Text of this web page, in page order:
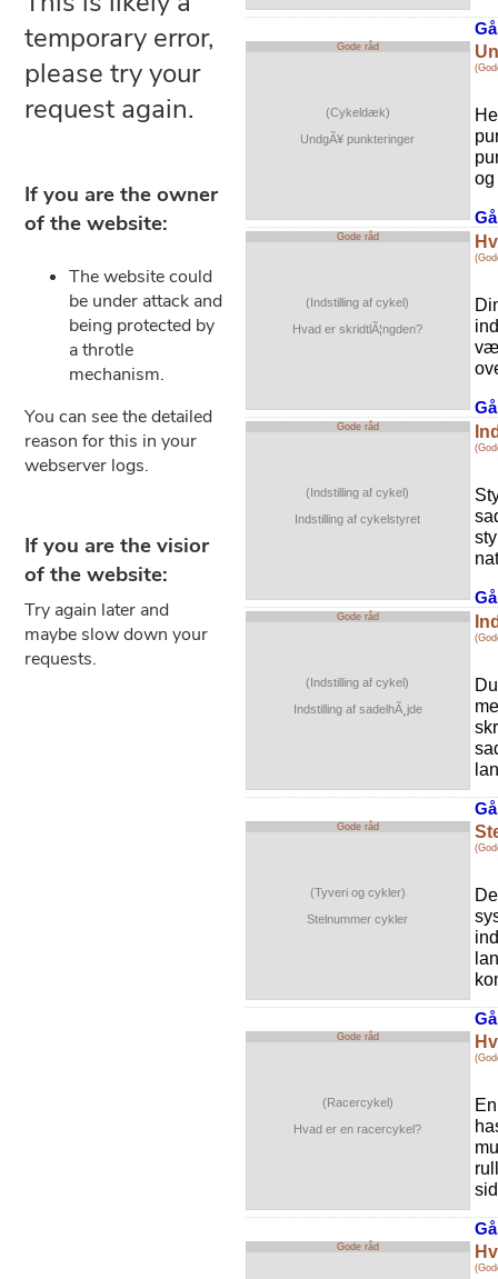
Gode råd
(Cykeldæk)
UndgÃ¥ punkteringer
og
Gode råd
(Indstilling af cykel)
Hvad er skridtlÃ¦ngden?
Gode råd
(Indstilling af cykel)
Indstilling af cykelstyret
Gode råd
(Indstilling af cykel)
Indstilling af sadelhÃ¸jde
Gode råd
(Tyveri og cykler)
Stelnummer cykler
Gode råd
(Racercykel)
Hvad er en racercykel?
Gode råd